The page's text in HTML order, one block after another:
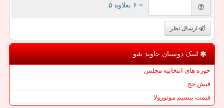
= ۶ بعلاوه ۵
ارسال نظر
لینک دوستان جاوید شو
حوزه های انتخابیه مجلس
فیش حج
قیمت بیسیم موتورولا